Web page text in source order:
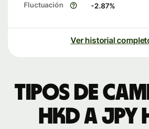
Fluctuación -2.87%
Ver historial
Tipos de
HKD a